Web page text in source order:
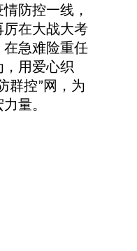
防控一线，
厉在大战大考
在急难险重任
，用爱心织
群控”网，为
量。